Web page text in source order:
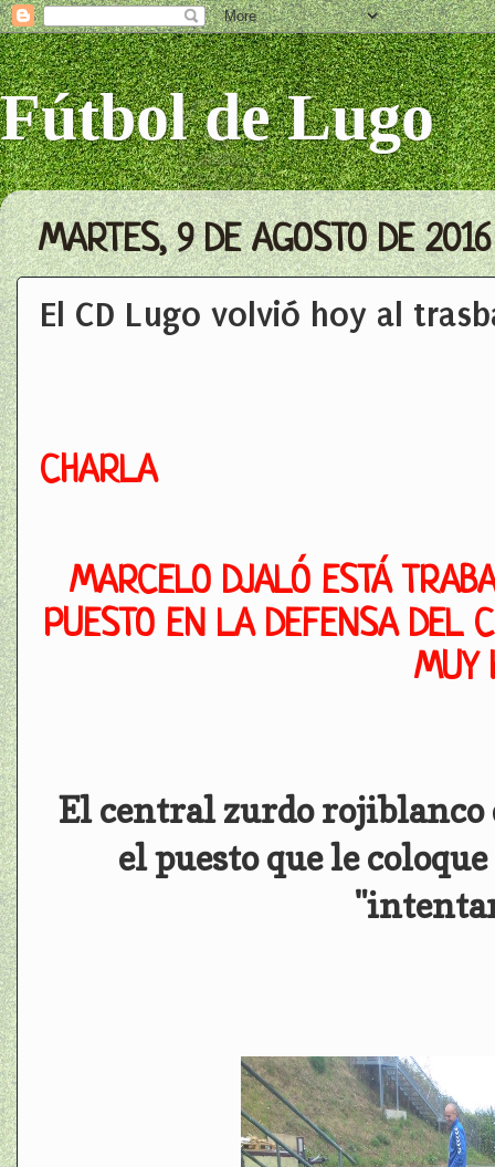
Fútbol de Lugo
MARTES, 9 DE AGOSTO DE 2016
El CD Lugo volvió hoy al
CHARLA
MARCELO DJALÓ ESTÁ
PUESTO EN LA DEFENSA DEL
MUY
El central zurdo
el puesto que le